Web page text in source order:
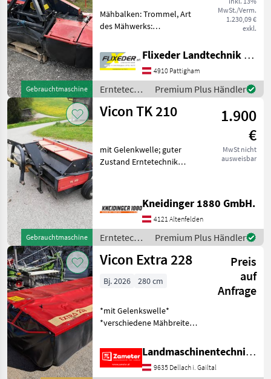
Gebrauchtmaschine
MwSt./Verm.
1.230,09 €
exkl.
Mähbalken: Trommel, Art
des Mähwerks:
Schnitthöhenverstellung,
Schwadleitblech,
Pendelbock,
Entlastungsfedern #
gebrauchtes Frontmähwerk
mit Pendelbock #
Flixeder Landtechnik GmbH
4910 Pattigham
Erntetechnik
Grünland /
Vicon
Premium Plus Händler
Gebrauchtmaschine
Vicon TK 210
1.900
€
MwSt nicht
ausweisbar
mit Gelenkwelle; guter
Zustand Erntetechnik
Kneidinger 1880 GmbH.
4121 Altenfelden
Erntetechnik
Grünland /
Vicon
Premium Plus Händler
Vicon Extra 228
Preis
auf
Anfrage
Bj. 2026 280 cm
*mit Gelenkswelle*
*verschiedene Mähbreiten
Klingelschnellwechsel*
Erntetechnik Grünland
Mähwerke
Landmaschinentechnik Zameter Petra
9635 Dellach i. Gailtal